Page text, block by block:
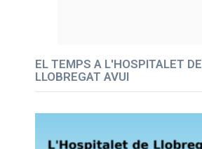
EL TEMPS A L'HOSPITALET DE
LLOBREGAT AVUI